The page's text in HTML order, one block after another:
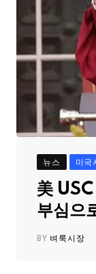
뉴스 미국
美
부심으
BY 벼룩시장